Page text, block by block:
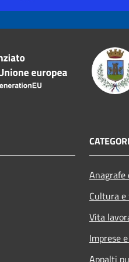
Cultura
Vita
Imprese
Appalti